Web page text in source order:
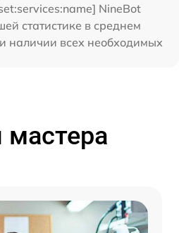
NineBot
статистике в среднем
наличии всех необходимых